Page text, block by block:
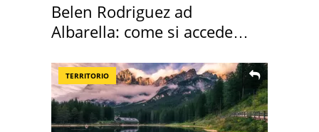
Belen Rodriguez ad
Albarella: come si accede
TERRITORIO